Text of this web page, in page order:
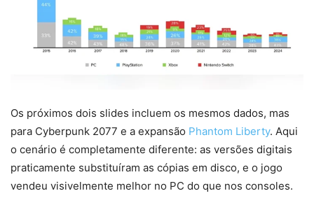
Os próximos dois slides incluem os mesmos dados, mas
para Cyberpunk 2077 e a expansão Phantom Liberty. Aqui
o cenário é completamente diferente: as versões digitais
praticamente substituíram as cópias em disco, e o jogo
vendeu visivelmente melhor no PC do que nos consoles.